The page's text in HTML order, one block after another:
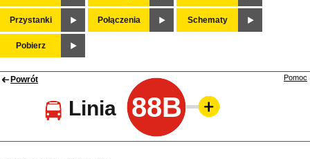
Przystanki Połączenia Schematy
Pobierz
Powrót
Linia 88B
Pomoc